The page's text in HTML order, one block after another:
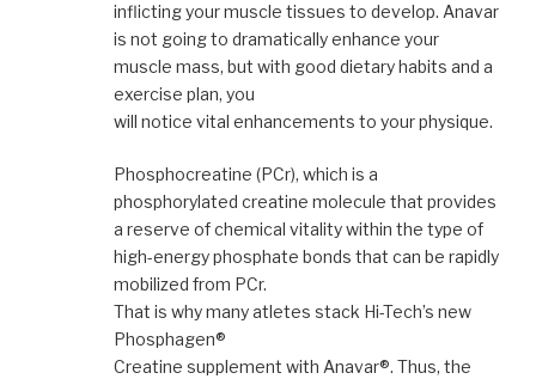
inflicting your muscle tissues to develop. Anavar
is not going to dramatically enhance your
muscle mass, but with good dietary habits and a
exercise plan, you
will notice vital enhancements to your physique.
Phosphocreatine (PCr), which is a
phosphorylated creatine molecule that provides
a reserve of chemical vitality within the type of
high-energy phosphate bonds that can be rapidly
mobilized from PCr.
That is why many atletes stack Hi-Tech’s new
Phosphagen®
Creatine supplement with Anavar®. Thus, the